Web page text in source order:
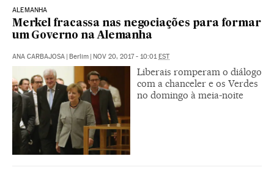
ALEMANHA
Merkel fracassa nas negociações para formar
um Governo na Alemanha
ANA CARBAJOSA | Berlim | NOV 20, 2017 - 10:01EST
Liberais romperam o diálogo
com a chanceler e os Verdes
no domingo à meia-noite